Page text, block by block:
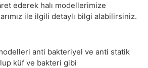
ederek halı modellerimize
ile ilgili detaylı bilgi alabilirsiniz.
anti bakteriyel ve anti statik
küf ve bakteri gibi